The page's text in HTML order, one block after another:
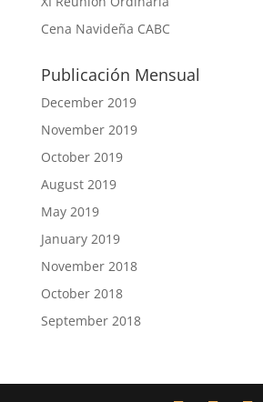
Cena Navideña CABC
Publicación Mensual
December 2019
November 2019
October 2019
August 2019
May 2019
January 2019
November 2018
October 2018
September 2018